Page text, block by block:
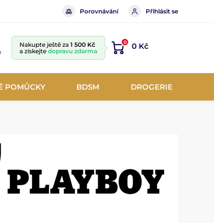
Porovnávání Přihlásit se
Nakupte ještě za 1 500 Kč
a získejte dopravu zdarma
0 0 Kč
POMŮCKY BDSM DROGERIE